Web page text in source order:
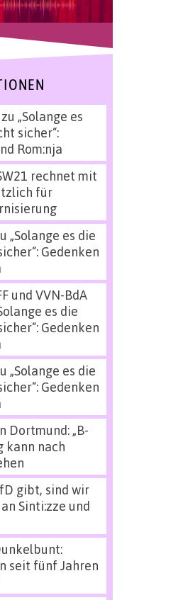
zu „Solange es
sicher“:
Rom:nja
rechnet mit
für
„Solange es die
Gedenken
und VVN-BdA
es die
Gedenken
„Solange es die
Gedenken
Dortmund: „B-
kann nach
gibt, sind wir
Sinti:zze und
seit fünf Jahren